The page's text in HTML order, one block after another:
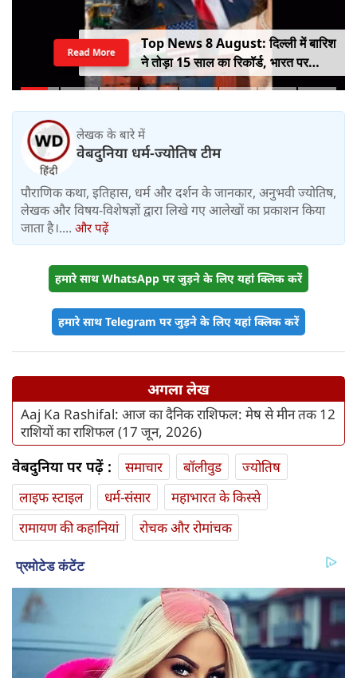
Top News 8 August: दिल्ली में बारिश
ने तोड़ा 15 साल का रिकॉर्ड, भारत पर
100% टैरिफ का खतरा; Gen Z पर कंगना
Read More
लेखक के बारे में
वेबदुनिया धर्म-ज्योतिष टीम
पौराणिक कथा, इतिहास, धर्म और दर्शन के जानकार, अनुभवी ज्योतिष,
लेखक और विषय-विशेषज्ञों द्वारा लिखे गए आलेखों का प्रकाशन किया
जाता है।.... और पढ़ें
हमारे साथ WhatsApp पर जुड़ने के लिए यहां क्लिक करें
हमारे साथ Telegram पर जुड़ने के लिए यहां क्लिक करें
अगला लेख
Aaj Ka Rashifal: आज का दैनिक राशिफल: मेष से मीन तक 12
राशियों का राशिफल (17 जून, 2026)
वेबदुनिया पर पढ़ें : समाचार बॉलीवुड
ज्योतिष
लाइफ स्‍टाइल
धर्म-संसार
महाभारत के किस्से
रामायण की कहानियां
रोचक और रोमांचक